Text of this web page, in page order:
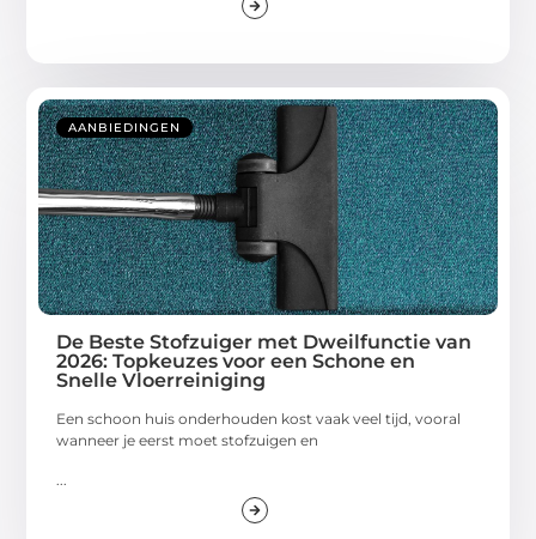
AANBIEDINGEN
De Beste Stofzuiger met Dweilfunctie van
2026: Topkeuzes voor een Schone en
Snelle Vloerreiniging
Een schoon huis onderhouden kost vaak veel tijd, vooral
wanneer je eerst moet stofzuigen en